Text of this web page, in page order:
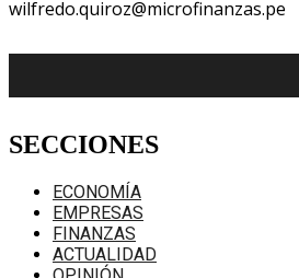
wilfredo.quiroz@microfinanzas.pe
SECCIONES
ECONOMÍA
EMPRESAS
FINANZAS
ACTUALIDAD